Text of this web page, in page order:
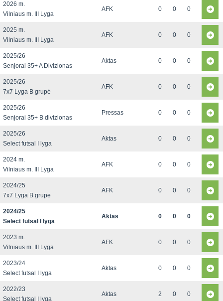
2026 m.
Vilniaus m. III Lyga
AFK 0 0 0
2025 m.
Vilniaus m. III Lyga
AFK 0 0 0
2025/26
Senjorai 35+ A Divizionas
Aktas 0 0 0
2025/26
7x7 Lyga B grupė
AFK 0 0 0
2025/26
Senjorai 35+ B divizionas
Pressas 0 0 0
2025/26
Select futsal I lyga
Aktas 0 0 0
2024 m.
Vilniaus m. III Lyga
AFK 0 0 0
2024/25
7x7 Lyga B grupė
AFK 0 0 0
2024/25
Select futsal I lyga
Aktas 0 0 0
2023 m.
Vilniaus m. III Lyga
AFK 0 0 0
2023/24
Select futsal I lyga
Aktas 0 0 0
2022/23
Select futsal I lyga
Aktas 2 0 0